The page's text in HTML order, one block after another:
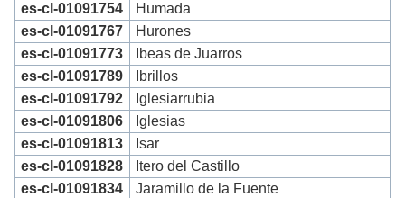
es-cl-01091754
Humada
es-cl-01091767
Hurones
es-cl-01091773
Ibeas de Juarros
es-cl-01091789
Ibrillos
es-cl-01091792
Iglesiarrubia
es-cl-01091806
Iglesias
es-cl-01091813
Isar
es-cl-01091828
Itero del Castillo
es-cl-01091834
Jaramillo de la Fuente